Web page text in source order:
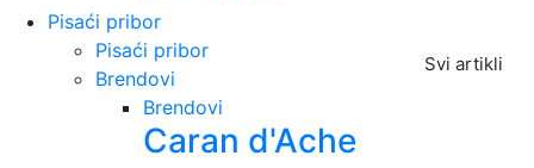
Pisaći pribor
Svi artikli
Pisaći pribor
Brendovi
Brendovi
Caran d'Ache